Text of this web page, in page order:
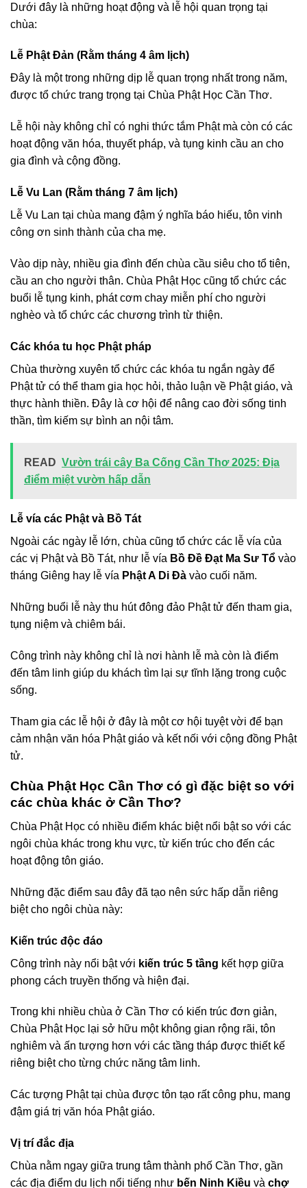
Dưới đây là những hoạt động và lễ hội quan trọng tại
chùa:
Lễ Phật Đản (Rằm tháng 4 âm lịch)
Đây là một trong những dịp lễ quan trọng nhất trong năm,
được tổ chức trang trọng tại Chùa Phật Học Cần Thơ.
Lễ hội này không chỉ có nghi thức tắm Phật mà còn có các
hoạt động văn hóa, thuyết pháp, và tụng kinh cầu an cho
gia đình và cộng đồng.
Lễ Vu Lan (Rằm tháng 7 âm lịch)
Lễ Vu Lan tại chùa mang đậm ý nghĩa báo hiếu, tôn vinh
công ơn sinh thành của cha mẹ.
Vào dịp này, nhiều gia đình đến chùa cầu siêu cho tổ tiên,
cầu an cho người thân. Chùa Phật Học cũng tổ chức các
buổi lễ tụng kinh, phát cơm chay miễn phí cho người
nghèo và tổ chức các chương trình từ thiện.
Các khóa tu học Phật pháp
Chùa thường xuyên tổ chức các khóa tu ngắn ngày để
Phật tử có thể tham gia học hỏi, thảo luận về Phật giáo, và
thực hành thiền. Đây là cơ hội để nâng cao đời sống tinh
thần, tìm kiếm sự bình an nội tâm.
READ Vườn trái cây Ba Cống Cần Thơ 2025: Địa
điểm miệt vườn hấp dẫn
Lễ vía các Phật và Bồ Tát
Ngoài các ngày lễ lớn, chùa cũng tổ chức các lễ vía của
các vị Phật và Bồ Tát, như lễ vía Bồ Đề Đạt Ma Sư Tổ vào
tháng Giêng hay lễ vía Phật A Di Đà vào cuối năm.
Những buổi lễ này thu hút đông đảo Phật tử đến tham gia,
tụng niệm và chiêm bái.
Công trình này không chỉ là nơi hành lễ mà còn là điểm
đến tâm linh giúp du khách tìm lại sự tĩnh lặng trong cuộc
sống.
Tham gia các lễ hội ở đây là một cơ hội tuyệt vời để bạn
cảm nhận văn hóa Phật giáo và kết nối với cộng đồng Phật
tử.
Chùa Phật Học Cần Thơ có gì đặc biệt so với
các chùa khác ở Cần Thơ?
Chùa Phật Học có nhiều điểm khác biệt nổi bật so với các
ngôi chùa khác trong khu vực, từ kiến trúc cho đến các
hoạt động tôn giáo.
Những đặc điểm sau đây đã tạo nên sức hấp dẫn riêng
biệt cho ngôi chùa này:
Kiến trúc độc đáo
Công trình này nổi bật với kiến trúc 5 tầng kết hợp giữa
phong cách truyền thống và hiện đại.
Trong khi nhiều chùa ở Cần Thơ có kiến trúc đơn giản,
Chùa Phật Học lại sở hữu một không gian rộng rãi, tôn
nghiêm và ấn tượng hơn với các tầng tháp được thiết kế
riêng biệt cho từng chức năng tâm linh.
Các tượng Phật tại chùa được tôn tạo rất công phu, mang
đậm giá trị văn hóa Phật giáo.
Vị trí đắc địa
Chùa nằm ngay giữa trung tâm thành phố Cần Thơ, gần
các địa điểm du lịch nổi tiếng như bến Ninh Kiều và chợ